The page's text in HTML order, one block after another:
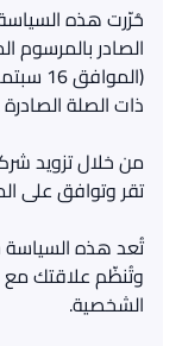
حُرّرت هذه السياسة
الصادر بالمرسوم
(الموافق
ذات الصلة
من خلال تزويد
تقر وتوافق على
تُعد هذه السياسة
وتُنظّم علاقتك مع
الشخصية.